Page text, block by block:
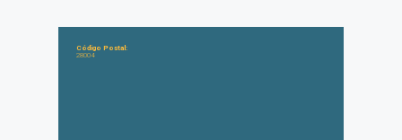
Código Postal:
28004